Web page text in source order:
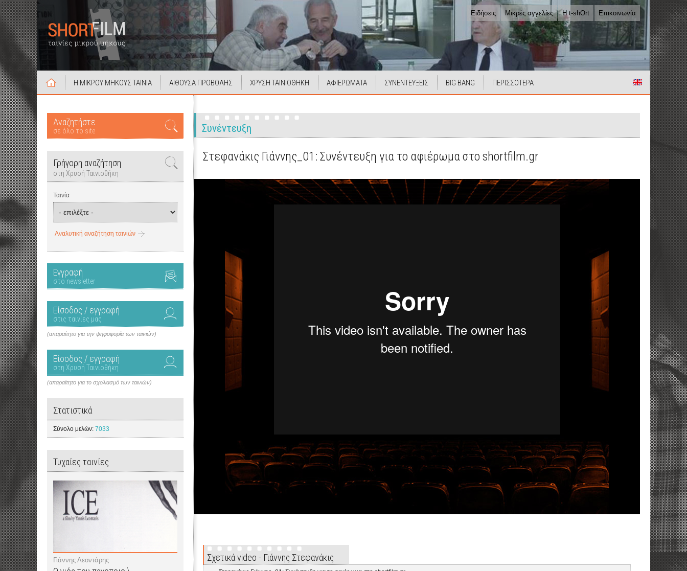
Ειδήσεις Μικρές αγγελίες Η t-shOrt Επικοινωνία
Η ΜΙΚΡΟΥ ΜΗΚΟΥΣ ΤΑΙΝΙΑ ΑΙΘΟΥΣΑ ΠΡΟΒΟΛΗΣ ΧΡΥΣΗ ΤΑΙΝΙΟΘΗΚΗ ΑΦΙΕΡΩΜΑΤΑ ΣΥΝΕΝΤΕΥΞΕΙΣ BIG BANG ΠΕΡΙΣΣΟΤΕΡΑ
Αναζητήστε
σε όλο το site
Γρήγορη αναζήτηση
στη Χρυσή Ταινιοθήκη
Ταινία
Αναλυτική αναζήτηση ταινιών
Εγγραφή
στο newsletter
Είσοδος / εγγραφή
στις ταινίες μας
(απαραίτητο για την ψηφοφορία των ταινιών)
Είσοδος / εγγραφή
στη Χρυσή Ταινιοθήκη
(απαραίτητο για το σχολιασμό των ταινιών)
Στατιστικά
Σύνολο μελών: 7033
Τυχαίες ταινίες
Γιάννης Λεοντάρης
Συνέντευξη
Στεφανάκις Γιάννης_01: Συνέντευξη για το αφιέρωμα στο shortfilm.gr
Σχετικά video - Γιάννης Στεφανάκις